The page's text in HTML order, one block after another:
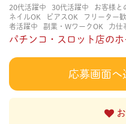
20代活躍中 30代活躍中 お客様と
ネイルOK
ピアスOK フリーター
者活躍中
副業・WワークOK 力仕
学歴不問
服装自由 未経験・初心
経験不要
立ち仕事 経験者・有資
自由
パチンコ・スロット店の
応募画面へ